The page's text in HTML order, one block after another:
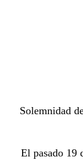
Solemnidad
El pasado 19